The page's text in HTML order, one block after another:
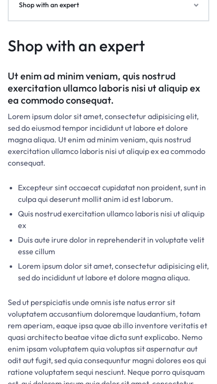
Shop with an expert
Ut enim ad minim veniam, quis nostrud
exercitation ullamco laboris nisi ut aliquip ex
ea commodo consequat.
Lorem ipsum dolor sit amet, consectetur adipisicing elit,
sed do eiusmod tempor incididunt ut labore et dolore
magna aliqua. Ut enim ad minim veniam, quis nostrud
exercitation ullamco laboris nisi ut aliquip ex ea commodo
consequat.
Excepteur sint occaecat cupidatat non proident, sunt in
culpa qui deserunt mollit anim id est laborum.
Quis nostrud exercitation ullamco laboris nisi ut aliquip
ex
Duis aute irure dolor in reprehenderit in voluptate velit
esse cillum
Lorem ipsum dolor sit amet, consectetur adipisicing elit,
sed do incididunt ut labore et dolore magna aliqua.
Sed ut perspiciatis unde omnis iste natus error sit
voluptatem accusantium doloremque laudantium, totam
rem aperiam, eaque ipsa quae ab illo inventore veritatis et
quasi architecto beatae vitae dicta sunt explicabo. Nemo
enim ipsam voluptatem quia voluptas sit aspernatur aut
odit aut fugit, sed quia consequuntur magni dolores eos qui
ratione voluptatem sequi nesciunt. Neque porro quisquam
Shop with an expert